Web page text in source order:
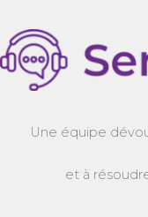
Une équipe
et à